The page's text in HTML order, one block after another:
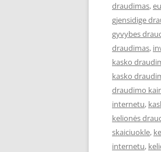
draudimas,
gjensidige
gyvybes
draudimas,
kasko
kasko
draudimo
internetu,
kelionės
skaiciuokle,
internetu,